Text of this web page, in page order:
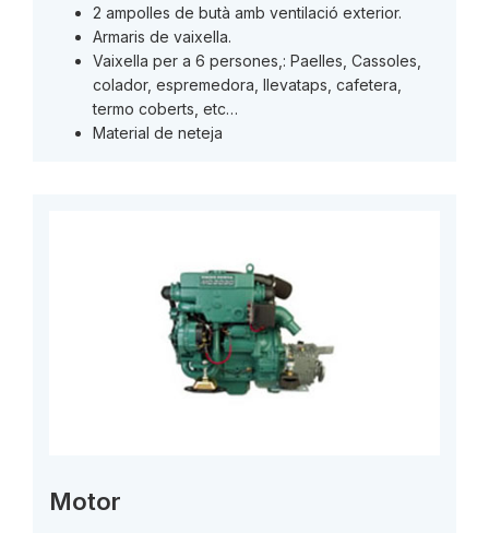
2 ampolles de butà amb ventilació exterior.
Armaris de vaixella.
Vaixella per a 6 persones,: Paelles, Cassoles,
colador, espremedora, llevataps, cafetera,
termo coberts, etc…
Material de neteja
Motor